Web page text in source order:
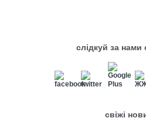
слідкуй за нами
свіжі